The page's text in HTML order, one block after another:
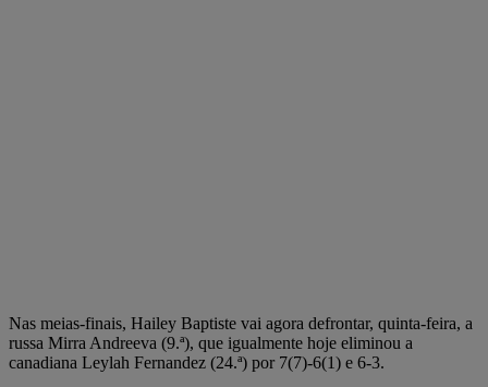
Nas meias-finais, Hailey Baptiste vai agora defrontar, quinta-feira, a
russa Mirra Andreeva (9.ª), que igualmente hoje eliminou a
canadiana Leylah Fernandez (24.ª) por 7(7)-6(1) e 6-3.